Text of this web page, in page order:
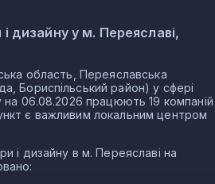
і дизайну у м. Переяславі,
область, Переяславська
Бориспільський район) у сфері
на 06.08.2026 працюють 19 компаній
є важливим локальним центром
і дизайну в м. Переяславі на